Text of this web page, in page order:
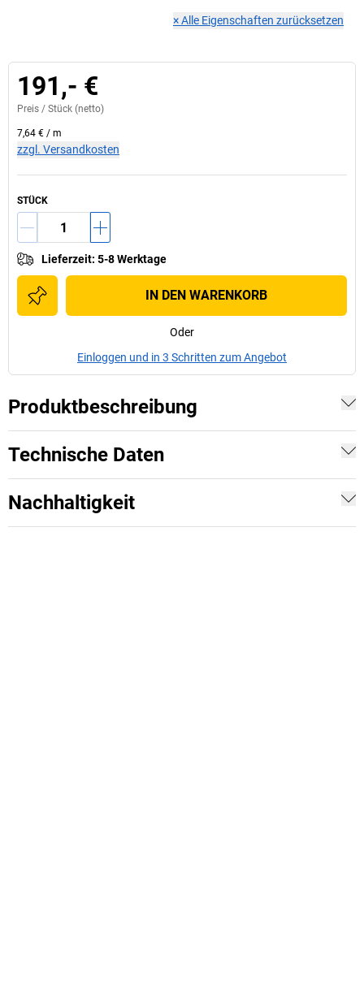
×Alle Eigenschaften zurücksetzen
191,- €
Preis / Stück (netto)
7,64 € / m
zzgl. Versandkosten
STÜCK
Lieferzeit: 5-8 Werktage
IN DEN WARENKORB
Oder
Einloggen und in 3 Schritten zum Angebot
Produktbeschreibung
Technische Daten
Nachhaltigkeit